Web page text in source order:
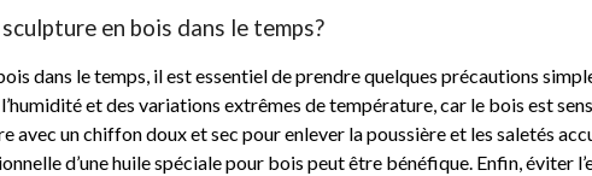
en bois dans le temps?
dans le temps, il est essentiel de prendre quelques précautions
et des variations extrêmes de température, car le bois est
un chiffon doux et sec pour enlever la poussière et les saletés
d’une huile spéciale pour bois peut être bénéfique. Enfin, éviter